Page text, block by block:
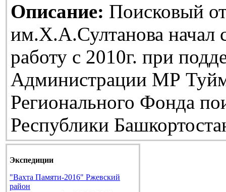
Описание: Поисковый
им.Х.А.Султанова начал
работу с 2010г. при
Администрации МР
Регионального Фонда
Республики
Экспедиции
"Вахта Памяти-2016" Ржевский
район